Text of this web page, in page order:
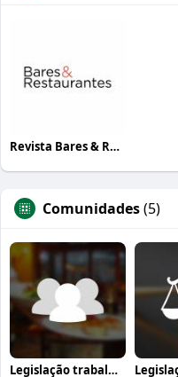
Revista Bares & Restaurantes
Comunidades(5)
Legislação trabalhista